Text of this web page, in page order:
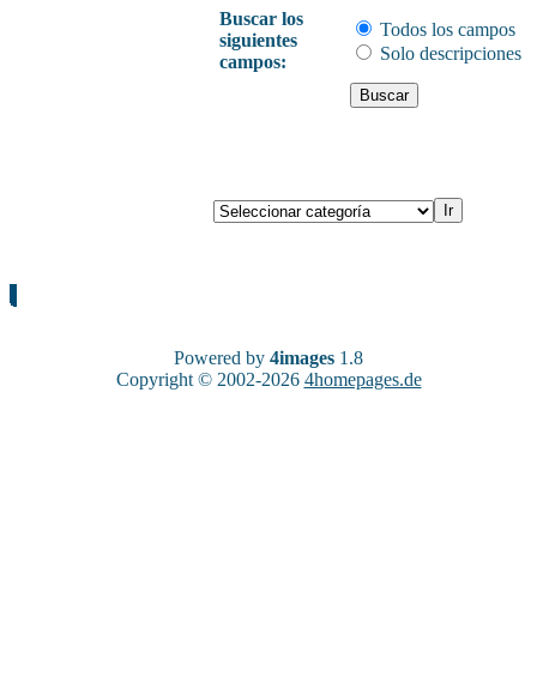
Buscar los
siguientes
campos:
Todos los campos
Solo descripciones
Powered by 4images 1.8
Copyright © 2002-2026 4homepages.de